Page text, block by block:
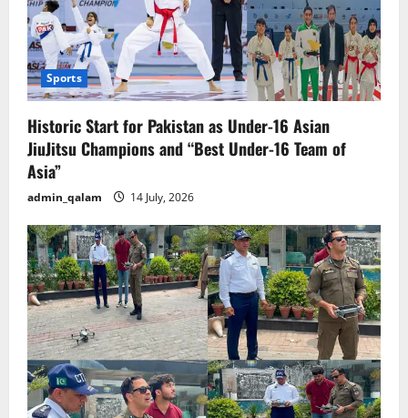
Sports
Historic Start for Pakistan as Under-16 Asian
JiuJitsu Champions and “Best Under-16 Team of
Asia”
admin_qalam 14 July, 2026